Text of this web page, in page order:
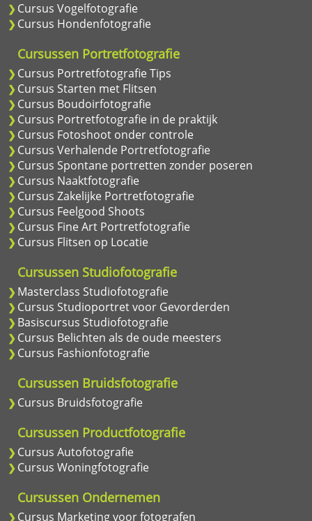
Cursus Vogelfotografie
Cursus Hondenfotografie
Cursussen Portretfotografie
Cursus Portretfotografie Tips
Cursus Starten met Flitsen
Cursus Boudoirfotografie
Cursus Portretfotografie in de praktijk
Cursus Fotoshoot onder controle
Cursus Verhalende Portretfotografie
Cursus Spontane portretten zonder poseren
Cursus Naaktfotografie
Cursus Zakelijke Portretfotografie
Cursus Feelgood Shoots
Cursus Fine Art Portretfotografie
Cursus Flitsen op Locatie
Cursussen Studiofotografie
Masterclass Studiofotografie
Cursus Studioportret voor Gevorderden
Basiscursus Studiofotografie
Cursus Belichten als de oude meesters
Cursus Fashionfotografie
Cursussen Bruidsfotografie
Cursus Bruidsfotografie
Cursussen Productfotografie
Cursus Autofotografie
Cursus Woningfotografie
Cursussen Ondernemen
Cursus Marketing voor fotografen